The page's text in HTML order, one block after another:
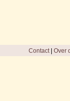
Contact| Over